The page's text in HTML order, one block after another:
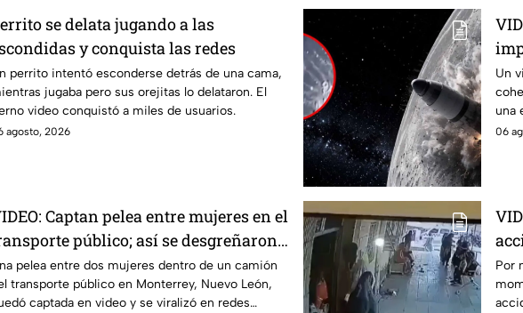
se delata jugando a las
y conquista las redes
perrito intentó esconderse detrás de una cama,
jugaba pero sus orejitas lo delataron. El
video conquistó a miles de usuarios.
agosto, 2026
Un
una
06
Captan pelea entre mujeres en el
público; así se desgreñaron
Monterrey
pelea entre dos mujeres dentro de un camión
transporte público en Monterrey, Nuevo León,
captada en video y se viralizó en redes
Por